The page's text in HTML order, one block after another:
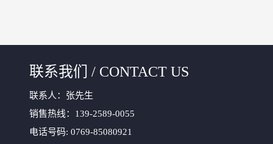
联系我们 / CONTACT US
联系人：张先生
销售热线：139-2589-0055
电话号码: 0769-85080921